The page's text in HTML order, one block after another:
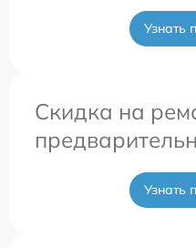
Узнать
Скидка на
Узнать